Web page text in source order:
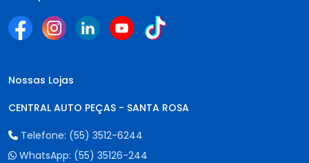
Nossas Lojas
CENTRAL AUTO PEÇAS - SANTA ROSA
Telefone: (55) 3512-6244
WhatsApp: (55) 35126-244